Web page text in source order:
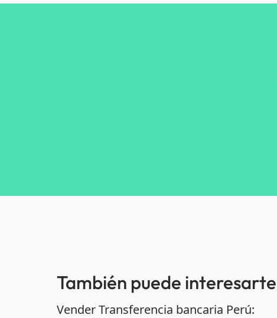
También puede
Vender Transferencia bancaria Perú: